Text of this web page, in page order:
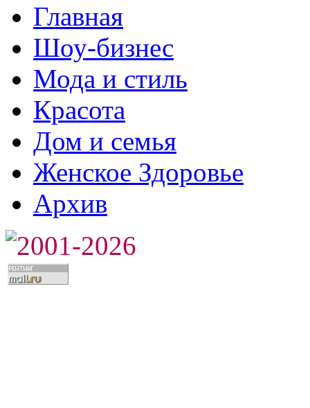
Главная
Шоу-бизнес
Мода и стиль
Красота
Дом и семья
Женское Здоровье
Архив
2001-2026